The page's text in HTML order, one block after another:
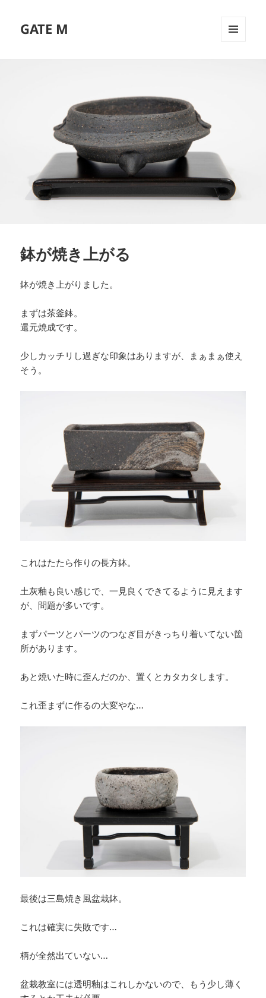
GATE M
鉢が焼き上がる
鉢が焼き上がりました。
まずは茶釜鉢。
還元焼成です。
少しカッチリし過ぎな印象はありますが、まぁまぁ使え
そう。
これはたたら作りの長方鉢。
土灰釉も良い感じで、一見良くできてるように見えます
が、問題が多いです。
まずパーツとパーツのつなぎ目がきっちり着いてない箇
所があります。
あと焼いた時に歪んだのか、置くとカタカタします。
これ歪まずに作るの大変やな…
最後は三島焼き風盆栽鉢。
これは確実に失敗です…
柄が全然出ていない…
盆栽教室には透明釉はこれしかないので、もう少し薄く